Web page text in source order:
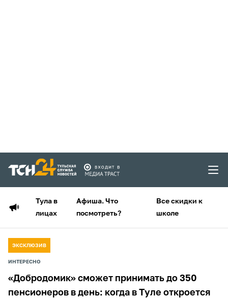
Тула в
лицах
Афиша. Что
посмотреть?
Все скидки к
школе
ЭКСКЛЮЗИВ
ИНТЕРЕСНО
«Добродомик» сможет принимать до 350
пенсионеров в день: когда в Туле откроется